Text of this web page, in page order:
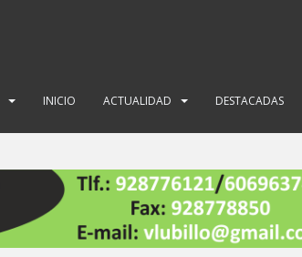
INICIO ACTUALIDAD DESTACADAS